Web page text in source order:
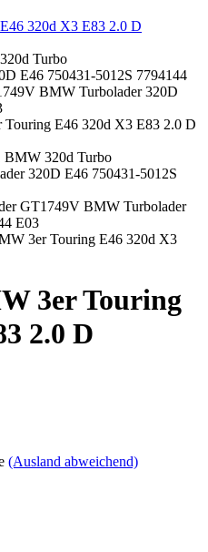
3er Touring
2.0 D
(Ausland abweichend)